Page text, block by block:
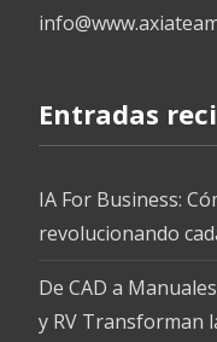
Entradas
IA For Business:
revolucionando
De CAD a
y RV Transforman